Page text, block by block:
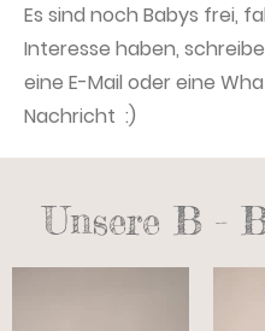
Es sind noch Babys frei,
Interesse haben,
eine E-Mail oder eine
Nachricht :)
Unsere B -